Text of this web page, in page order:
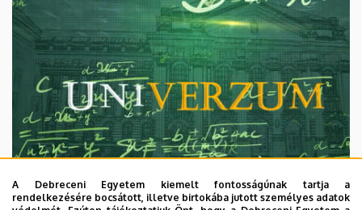
A Debreceni Egyetem kiemelt fontosságúnak tartja a
rendelkezésére bocsátott, illetve birtokába jutott személyes adatok